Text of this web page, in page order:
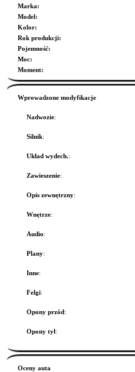
Marka:
Model:
Kolor:
Rok produkcji:
Pojemność:
Moc:
Moment:
Wprowadzone modyfikacje
Nadwozie:
Silnik:
Układ wydech.:
Zawieszenie:
Opis zewnętrzny:
Wnętrze:
Audio:
Plany:
Inne:
Felgi:
Opony przód:
Opony tył:
Oceny auta